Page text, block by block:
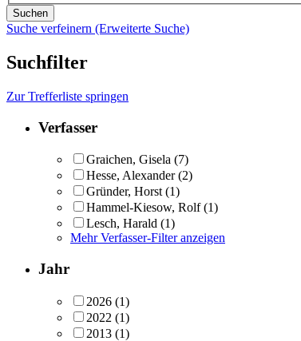
Suche verfeinern (Erweiterte Suche)
Suchfilter
Zur Trefferliste springen
Verfasser
Graichen, Gisela (7)
Hesse, Alexander (2)
Gründer, Horst (1)
Hammel-Kiesow, Rolf (1)
Lesch, Harald (1)
Mehr Verfasser-Filter anzeigen
Jahr
2026 (1)
2022 (1)
2013 (1)